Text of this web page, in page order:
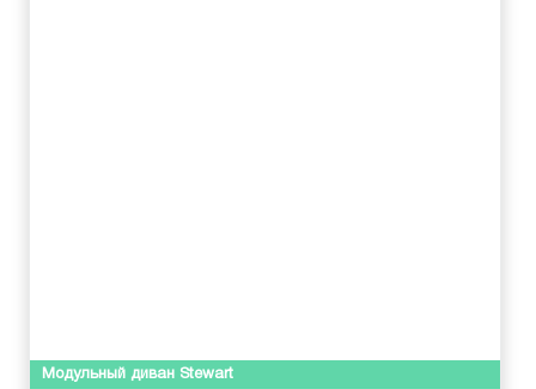
Модульный диван Stewart